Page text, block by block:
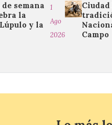
semana
la
y la
1
Ago
2026
Campo